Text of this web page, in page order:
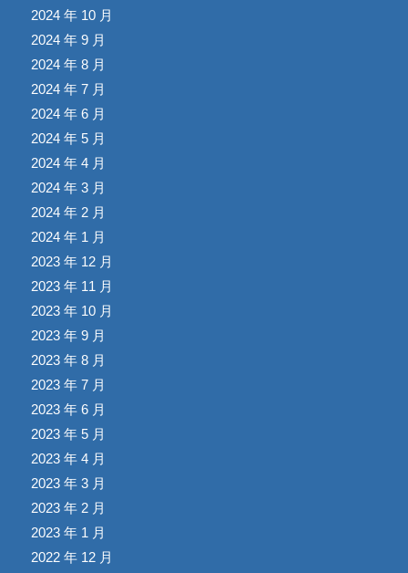
2024 年 10 月
2024 年 9 月
2024 年 8 月
2024 年 7 月
2024 年 6 月
2024 年 5 月
2024 年 4 月
2024 年 3 月
2024 年 2 月
2024 年 1 月
2023 年 12 月
2023 年 11 月
2023 年 10 月
2023 年 9 月
2023 年 8 月
2023 年 7 月
2023 年 6 月
2023 年 5 月
2023 年 4 月
2023 年 3 月
2023 年 2 月
2023 年 1 月
2022 年 12 月